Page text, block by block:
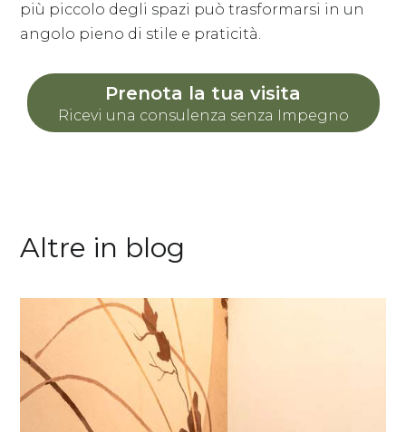
più piccolo degli spazi può trasformarsi in un
angolo pieno di stile e praticità.
Prenota la tua visita
Ricevi una consulenza senza Impegno
Altre in blog